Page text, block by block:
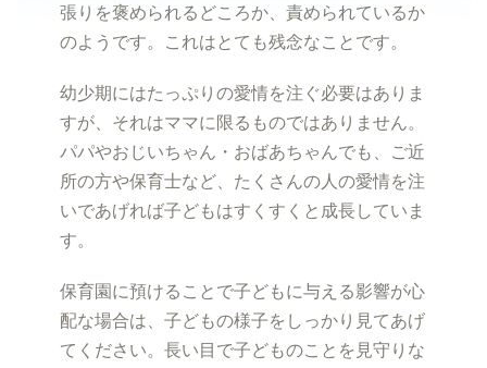
張りを褒められるどころか、責められているか
のようです。これはとても残念なことです。
幼少期にはたっぷりの愛情を注ぐ必要はありま
すが、それはママに限るものではありません。
パパやおじいちゃん・おばあちゃんでも、ご近
所の方や保育士など、たくさんの人の愛情を注
いであげれば子どもはすくすくと成長していま
す。
保育園に預けることで子どもに与える影響が心
配な場合は、子どもの様子をしっかり見てあげ
てください。長い目で子どものことを見守りな